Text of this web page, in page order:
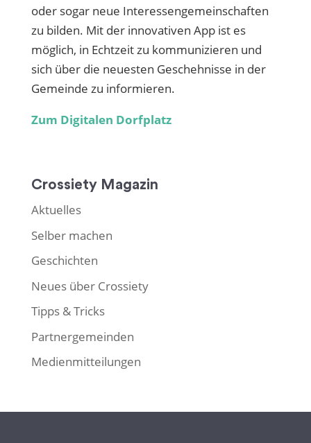
oder sogar neue Interessenge­meinschaften
zu bilden. Mit der innovativen App ist es
möglich, in Echtzeit zu kommunizieren und
sich über die neuesten Geschehnisse in der
Gemeinde zu informieren.
Zum Digitalen Dorfplatz
Crossiety Magazin
Aktuelles
Selber machen
Geschichten
Neues über Crossiety
Tipps & Tricks
Partnergemeinden
Medienmitteilungen